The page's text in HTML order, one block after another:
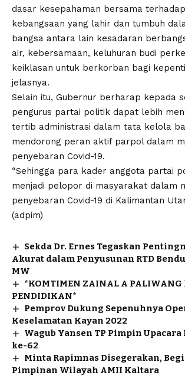
dasar kesepahaman bersama
kebangsaan yang lahir dan tumbuh
bangsa antara lain kesadaran
air, kebersamaan, keluhuran budi
keiklasan untuk berkorban bagi
jelasnya.
Selain itu, Gubernur berharap kepada
pengurus partai politik dapat lebih
tertib administrasi dalam tata kelola
mendorong peran aktif parpol dalam
penyebaran Covid-19.
“Sehingga para kader anggota partai
menjadi pelopor di masyarakat dalam
penyebaran Covid-19 di Kalimantan
(adpim)
Sekda Dr. Ernes Tegaskan
Akurat dalam Penyusunan RTD
MW
*KOMTIMEN ZAINAL A PALIWANG
PENDIDIKAN*
Pemprov Dukung Sepenuhnya
Keselamatan Kayan 2022
Wagub Yansen TP Pimpin
ke-62
Minta Rapimnas Disegerakan,
Pimpinan Wilayah AMII Kaltara